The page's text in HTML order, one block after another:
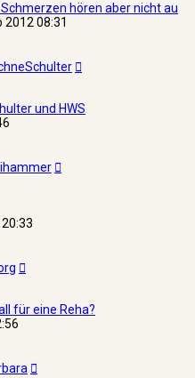
hören aber nicht au
2012 08:31
und HWS
für eine Reha?